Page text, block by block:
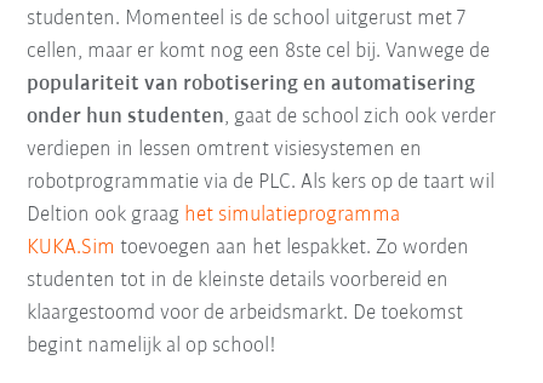
studenten. Momenteel is de school uitgerust met 7
cellen, maar er komt nog een 8ste cel bij. Vanwege de
populariteit van robotisering en automatisering
onder hun studenten, gaat de school zich ook verder
verdiepen in lessen omtrent visiesystemen en
robotprogrammatie via de PLC. Als kers op de taart wil
Deltion ook graag het simulatieprogramma
KUKA.Sim toevoegen aan het lespakket. Zo worden
studenten tot in de kleinste details voorbereid en
klaargestoomd voor de arbeidsmarkt. De toekomst
begint namelijk al op school!